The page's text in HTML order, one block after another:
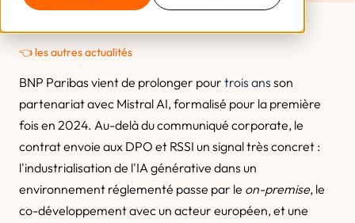
👈 les autres actualités
BNP Paribas vient de prolonger pour trois ans son
partenariat avec Mistral AI, formalisé pour la première
fois en 2024. Au-delà du communiqué corporate, le
contrat envoie aux DPO et RSSI un signal très concret :
l'industrialisation de l'IA générative dans un
environnement réglementé passe par le on-premise, le
co-développement avec un acteur européen, et une